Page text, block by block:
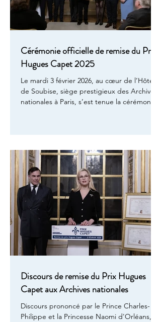
Cérémonie officielle de remise du Prix
Hugues Capet 2025
Le mardi 3 février 2026, au cœur de l’Hôtel
de Soubise, siège prestigieux des Archives
nationales à Paris, s’est tenue la cérémonie
historiens, passionnés de patrimoine,
représentants d’institutions culturelles et
membres de familles royales européennes
autour d’une figure emblématique du
patrimoine français. UN PRIX LITTER
Discours de remise du Prix Hugues
Capet aux Archives nationales
Discours prononcé par le Prince Charles-
Philippe et la Princesse Naomi d'Orléans,